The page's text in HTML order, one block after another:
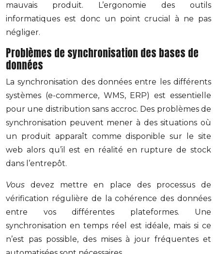
mauvais produit. L’ergonomie des outils
informatiques est donc un point crucial à ne pas
négliger.
Problèmes de synchronisation des bases de
données
La synchronisation des données entre les différents
systèmes (e-commerce, WMS, ERP) est essentielle
pour une distribution sans accroc. Des problèmes de
synchronisation peuvent mener à des situations où
un produit apparaît comme disponible sur le site
web alors qu’il est en réalité en rupture de stock
dans l’entrepôt.
Vous devez mettre en place des processus de
vérification régulière de la cohérence des données
entre vos différentes plateformes. Une
synchronisation en temps réel est idéale, mais si ce
n’est pas possible, des mises à jour fréquentes et